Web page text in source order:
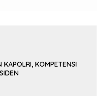
KAPOLRI, KOMPETENSI